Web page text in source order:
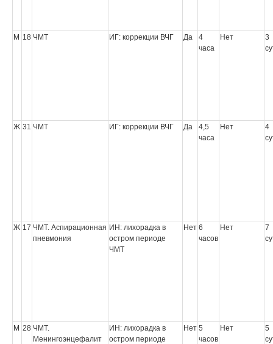
М 18 ЧМТ ИГ: коррекции ВЧГ Да
4
часа
Нет
3
Ж 31 ЧМТ ИГ: коррекции ВЧГ Да
4,5
часа
Нет
4
Ж 17 ЧМТ. Аспирационная
пневмония
ИН: лихорадка в
остром периоде
ЧМТ
Нет 6
часов
Нет
7
М 28 ЧМТ.
Менингоэнцефалит
ИН: лихорадка в
остром периоде
Нет 5
часов
Нет
5